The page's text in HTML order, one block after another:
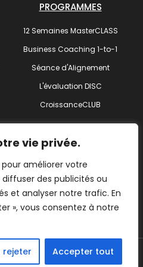
vie privée.
pour améliorer votre
des publicités ou
et analyser notre trafic. En
», vous consentez à notre
rejeter Accepter tout
PROGRAMMES
12 Semaines MasterCLASS
Business Coaching 1-to-1
Séance d'Alignement
L'évaluation DISC
CroissanceCLUB
coach
d'Armor – Tous droits Réservés